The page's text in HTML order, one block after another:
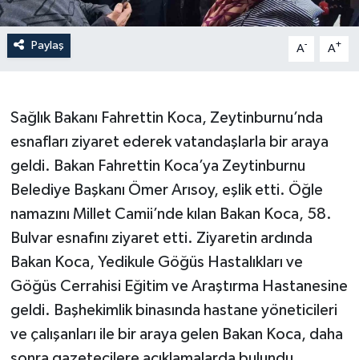
Paylaş A- A+
Sağlık Bakanı Fahrettin Koca, Zeytinburnu’nda
esnafları ziyaret ederek vatandaşlarla bir araya
geldi. Bakan Fahrettin Koca’ya Zeytinburnu
Belediye Başkanı Ömer Arısoy, eşlik etti. Öğle
namazını Millet Camii’nde kılan Bakan Koca, 58.
Bulvar esnafını ziyaret etti. Ziyaretin ardında
Bakan Koca, Yedikule Göğüs Hastalıkları ve
Göğüs Cerrahisi Eğitim ve Araştırma Hastanesine
geldi. Başhekimlik binasında hastane yöneticileri
ve çalışanları ile bir araya gelen Bakan Koca, daha